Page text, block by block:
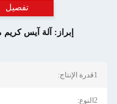
تفصيل
إبراز: آلة آيس
1قدرة الإنتاج:
2النوع: